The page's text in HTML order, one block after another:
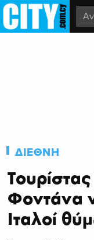
ΔΙΕΘΝΗ
Φοντάνα
Ιταλοί